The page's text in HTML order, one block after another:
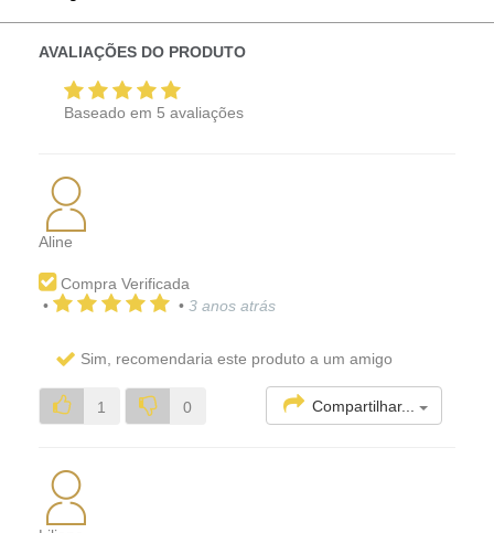
AVALIAÇÕES DO PRODUTO
Baseado em 5 avaliações
Aline
Compra Verificada
•
• 3 anos atrás
Sim, recomendaria este produto a um amigo
1 0 Compartilhar...